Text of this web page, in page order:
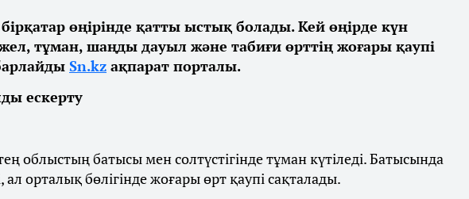
өңірінде қатты ыстық болады. Кей өңірде күн
тұман, шаңды дауыл және табиғи өрттің жоғары қаупі
Sn.kz ақпарат порталы.
ескерту
облыстың батысы мен солтүстігінде тұман күтіледі. Батысында
ал орталық бөлігінде жоғары өрт қаупі сақталады.